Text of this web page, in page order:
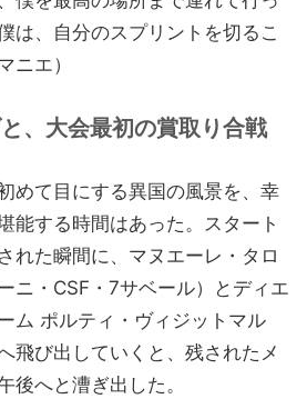
は、自分のスプリントを切るこ
ニエ）
、大会最初の賞取り合戦
めて目にする異国の風景を、幸
能する時間はあった。スタート
れた瞬間に、マヌエーレ・タロ
ニ・CSF・7サベール）とディエ
ム ポルティ・ヴィジットマル
飛び出していくと、残されたメ
後へと漕ぎ出した。